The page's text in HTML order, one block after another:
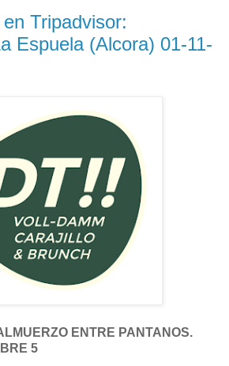
Tripadvisor:
Espuela (Alcora) 01-11-
ENTRE PANTANOS.
5